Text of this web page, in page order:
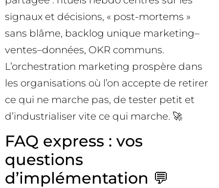
signaux et décisions, « post-mortems »
sans blâme, backlog unique marketing–
ventes–données, OKR communs.
L’orchestration marketing prospère dans
les organisations où l’on accepte de retirer
ce qui ne marche pas, de tester petit et
d’industrialiser vite ce qui marche. 🚀
FAQ express : vos
questions
d’implémentation 💬